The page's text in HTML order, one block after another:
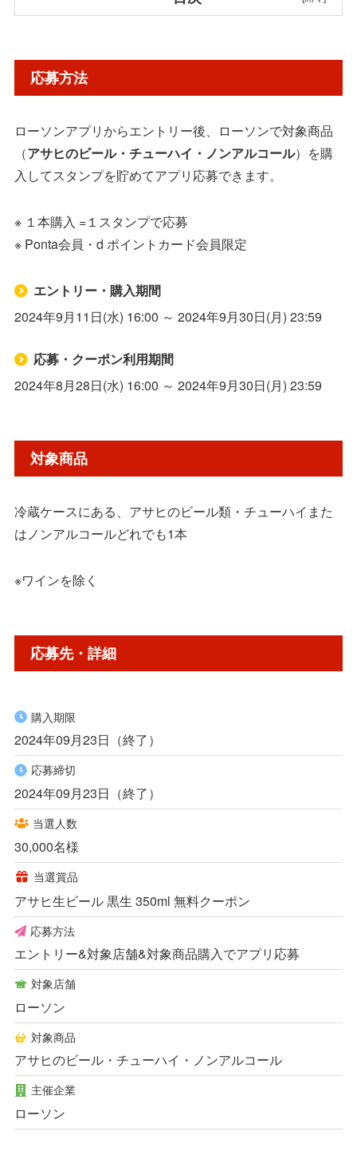
対象商品
応募先・詳細
応募方法
ローソンアプリからエントリー後、ローソンで対象商品
（アサヒのビール・チューハイ・ノンアルコール）を購
入してスタンプを貯めてアプリ応募できます。
※ １本購入 =１スタンプで応募
※ Ponta会員・d ポイントカード会員限定
エントリー・購入期間
2024年9月11日(水) 16:00 ～ 2024年9月30日(月) 23:59
応募・クーポン利用期間
2024年8月28日(水) 16:00 ～ 2024年9月30日(月) 23:59
対象商品
冷蔵ケースにある、アサヒのビール類・チューハイまた
はノンアルコールどれでも1本
※ワインを除く
応募先・詳細
購入期限
2024年09月23日（終了）
応募締切
2024年09月23日（終了）
当選人数
30,000名様
当選賞品
アサヒ生ビール 黒生 350ml 無料クーポン
応募方法
エントリー&対象店舗&対象商品購入でアプリ応募
対象店舗
ローソン
対象商品
アサヒのビール・チューハイ・ノンアルコール
主催企業
ローソン